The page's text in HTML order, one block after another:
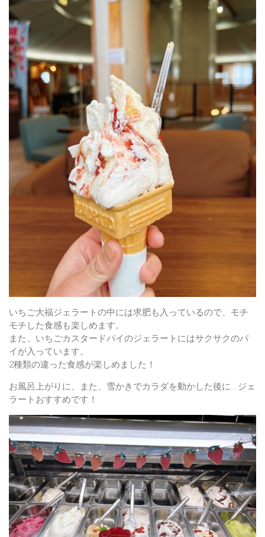
いちご大福ジェラートの中には求肥も入っているので、モチ
モチした食感も楽しめます。
また、いちごカスタードパイのジェラートにはサクサクのパ
イが入っています。
2種類の違った食感が楽しめました！
お風呂上がりに、また、雪かきでカラダを動かした後に...ジェ
ラートおすすめです！